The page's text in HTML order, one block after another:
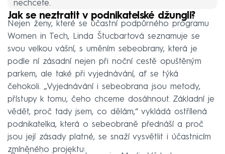
nechcete.
Jak se neztratit v podnikatelské džungli?
Nejen ženy, které se účastní podpůrného programu
Women in Tech, Linda Štucbartová seznamuje se
svou velkou vášní, s uměním sebeobrany, která je
podle ní zásadní nejen při noční cestě opuštěným
parkem, ale také při vyjednávání, ať se týká
čehokoli. „Vyjednávání i sebeobrana jsou metody,
přístupy k tomu, čeho chceme dosáhnout. Základní je
vědět, proč tady jsem, co dělám,“ vykládá ostřílená
podnikatelka, která o sebeobraně přednáší a proč
jsou její zásady platné, se snaží vysvětlit i účastnicím
zmíněného projektu: